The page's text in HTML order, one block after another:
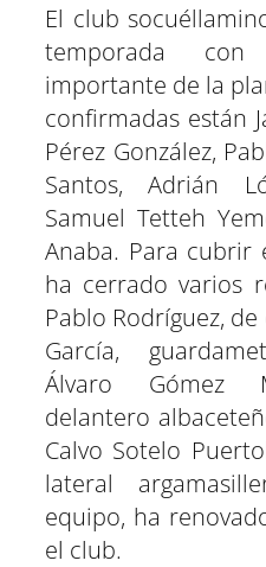
El club
temporada
importante de la
confirmadas están
Pérez González,
Santos, Adrián
Samuel Tetteh
Anaba. Para cubrir
ha cerrado varios
Pablo Rodríguez,
García,
Álvaro Gómez
delantero
Calvo Sotelo
lateral
equipo, ha
el club.